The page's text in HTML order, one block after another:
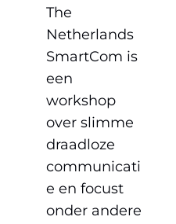
The
Netherlands
SmartCom is
een
workshop
over slimme
draadloze
communicati
e en focust
onder andere